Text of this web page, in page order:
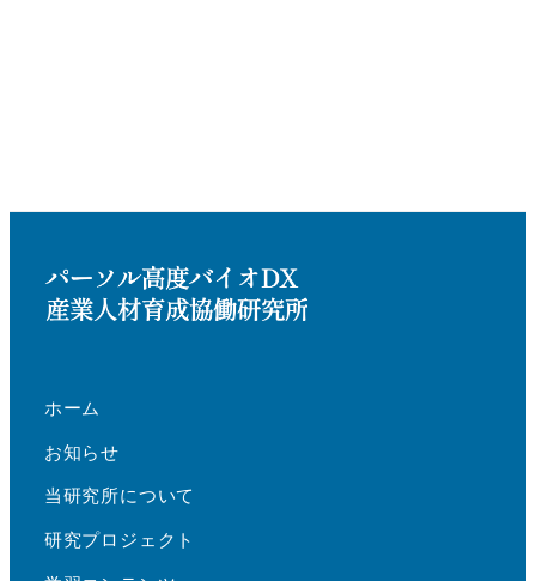
ホーム
お知らせ
当研究所について
研究プロジェクト